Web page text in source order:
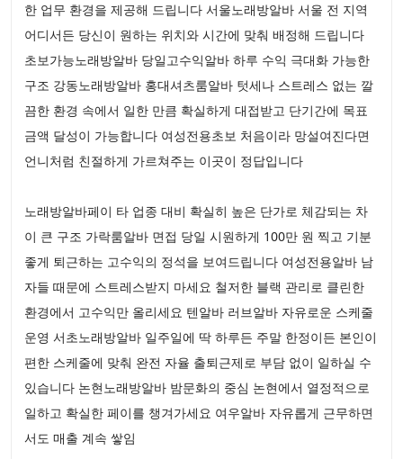
한 업무 환경을 제공해 드립니다 서울노래방알바 서울 전 지역
어디서든 당신이 원하는 위치와 시간에 맞춰 배정해 드립니다
초보가능노래방알바 당일고수익알바 하루 수익 극대화 가능한
구조 강동노래방알바 홍대셔츠룸알바 텃세나 스트레스 없는 깔
끔한 환경 속에서 일한 만큼 확실하게 대접받고 단기간에 목표
금액 달성이 가능합니다 여성전용초보 처음이라 망설여진다면
언니처럼 친절하게 가르쳐주는 이곳이 정답입니다
노래방알바페이 타 업종 대비 확실히 높은 단가로 체감되는 차
이 큰 구조 가락룸알바 면접 당일 시원하게 100만 원 찍고 기분
좋게 퇴근하는 고수익의 정석을 보여드립니다 여성전용알바 남
자들 때문에 스트레스받지 마세요 철저한 블랙 관리로 클린한
환경에서 고수익만 올리세요 텐알바 러브알바 자유로운 스케줄
운영 서초노래방알바 일주일에 딱 하루든 주말 한정이든 본인이
편한 스케줄에 맞춰 완전 자율 출퇴근제로 부담 없이 일하실 수
있습니다 논현노래방알바 밤문화의 중심 논현에서 열정적으로
일하고 확실한 페이를 챙겨가세요 여우알바 자유롭게 근무하면
서도 매출 계속 쌓임